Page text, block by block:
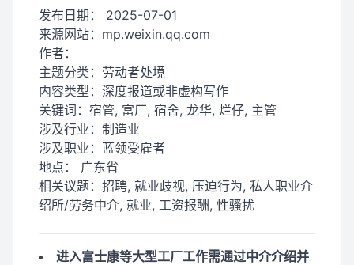
发布日期： 2025-07-01
来源网站： mp.weixin.qq.com
作者：
主题分类： 劳动者处境
内容类型： 深度报道或非虚构写作
关键词： 宿管, 富厂, 宿舍, 龙华, 烂仔, 主管
涉及行业： 制造业
涉及职业： 蓝领受雇者
地点： 广东省
相关议题： 招聘, 就业歧视, 压迫行为, 私人职业介
绍所/劳务中介, 就业, 工资报酬, 性骚扰
进入富士康等大型工厂工作需通过中介介绍并